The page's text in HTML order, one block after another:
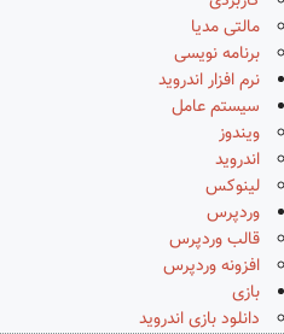
مالتی مدیا
برنامه نویسی
نرم افزار اندروید
سیستم عامل
ویندوز
اندروید
لینوکس
وردپرس
قالب وردپرس
افزونه وردپرس
بازی
دانلود بازی اندروید